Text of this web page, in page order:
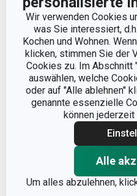
Wir verwenden Cookies
was Sie interessiert,
Kochen und Wohnen.
klicken, stimmen Sie der
Cookies zu. Im Abschnitt
auswählen, welche
oder auf "Alle ablehnen"
genannte essenzielle
können
Alle
Um alles abzulehnen,
Dämpfen und
Gemüsesorten
Süßwasser- und
Geröstete und
Kartoffelknödel
Wasser ablassen
Selbsteinweichen
Spezialprogramm
Geflügel: